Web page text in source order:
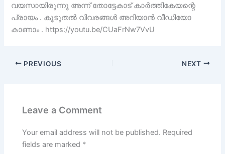
വയസായിരുന്നു അന്ന് തോട്ടേകാട് കാർത്തികേയന്റെ
പ്രായം . കൂടുതൽ വിവരങ്ങൾ അറിയാൻ വീഡിയോ
കാണാം . https://youtu.be/CUaFrNw7VvU
PREVIOUS NEXT
Leave a Comment
Your email address will not be published. Required
fields are marked *